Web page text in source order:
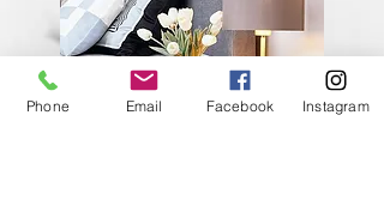
Phone Email Facebook Instagram